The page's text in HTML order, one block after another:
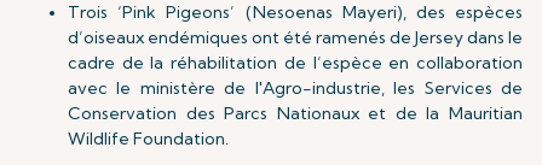
Trois ‘Pink Pigeons’ (Nesoenas Mayeri), des espèces
d’oiseaux endémiques ont été ramenés de Jersey dans le
cadre de la réhabilitation de l’espèce en collaboration
avec le ministère de l'Agro-industrie, les Services de
Conservation des Parcs Nationaux et de la Mauritian
Wildlife Foundation.